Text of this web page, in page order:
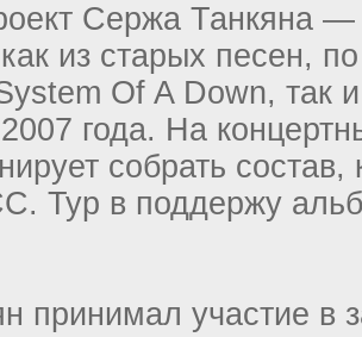
Сержа Танкяна
из старых песен,
Of A Down,
года. На
собрать
Тур в поддержу
принимал участие в